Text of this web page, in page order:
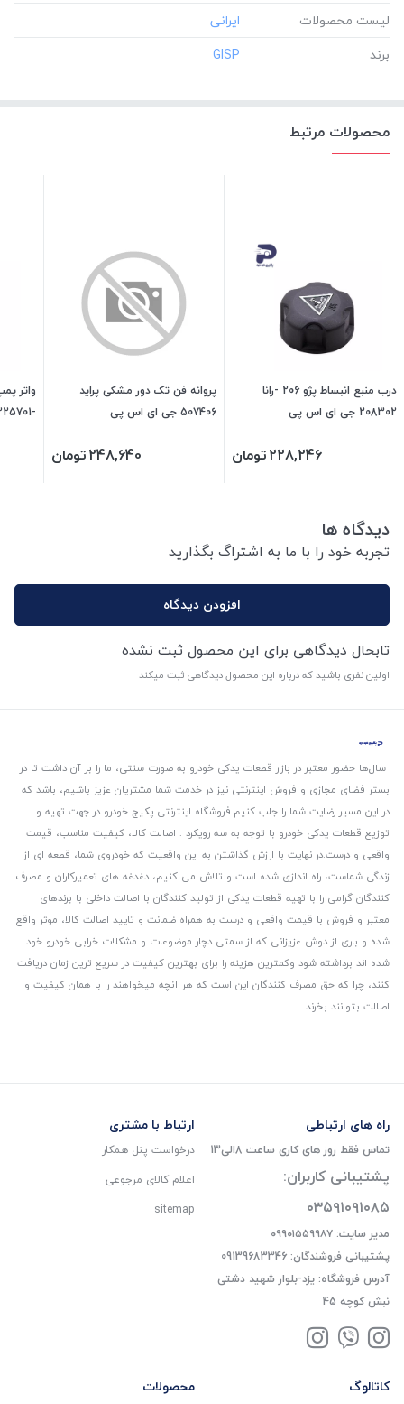
لیست محصولات
برند
‎GISP
محصولات مرتبط
درب منبع انبساط پژو 206 -رانا
208302 جی ای اس پی
228,246تومان
پروانه فن تک دور مشکی پراید
507406 جی ای اس پی
248,640تومان
-225701 جی ای اس پی
دیدگاه ها
تجربه خود را با ما به اشتراگ بگذارید
افزودن دیدگاه
تابحال دیدگاهی برای این محصول ثبت نشده
اولین نفری باشید که درباره این محصول دیدگاهی ثبت میکند
سال‌ها حضور معتبر در بازار قطعات یدکی خودرو به صورت سنتی، ما را بر آن داشت تا در
بستر فضای مجازی و فروش اینترنتی نیز در خدمت شما مشتریان عزیز باشیم، باشد که
در این مسیر رضایت شما را جلب کنیم.فروشگاه اینترنتی پکیج خودرو در جهت تهیه و
توزیع قطعات یدکی خودرو با توجه به سه رویکرد : اصالت کالا، کیفیت مناسب، قیمت
واقعی و درست.در نهایت با ارزش گذاشتن به این واقعیت که خودروی شما، قطعه ای از
زندگی شماست، راه اندازی شده است و تلاش می کنیم، دغدغه های تعمیرکاران و مصرف
کنندگان گرامی را با تهیه قطعات یدکی از تولید کنندگان با اصالت داخلی با برندهای
معتبر و فروش با قیمت واقعی و درست به همراه ضمانت و تایید اصالت کالا، موثر واقع
شده و باری از دوش عزیزانی که از سمتی دچار موضوعات و مشکلات خرابی خودرو خود
شده اند برداشته شود و‌کمترین هزینه را برای بهترین کیفیت در سریع ترین زمان دریافت
کنند، چرا که حق مصرف کنندگان این است که هر آنچه میخواهند را با همان کیفیت و
اصالت بتوانند بخرند..
راه های ارتباطی
تماس فقط روز های کاری ساعت 8الی13
پشتیبانی کاربران:
۰۳۵۹۱۰۹۱۰۸۵
مدیر سایت: ۰۹۹۰۱۵۵۹۹۸۷
پشتیبانی فروشندگان: 09139683346
آدرس فروشگاه: یزد-بلوار شهید دشتی
نبش کوچه 45
ارتباط با مشتری
درخواست پنل همکار
اعلام کالای مرجوعی
sitemap
کاتالوگ محصولات